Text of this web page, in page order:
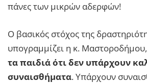
πάνες των μικρών αδερφών!
Ο βασικός στόχος της
υπογραμμίζει η κ. Μαστοροδήμου,
τα παιδιά ότι δεν υπάρχουν
συναισθήματα. Υπάρχουν